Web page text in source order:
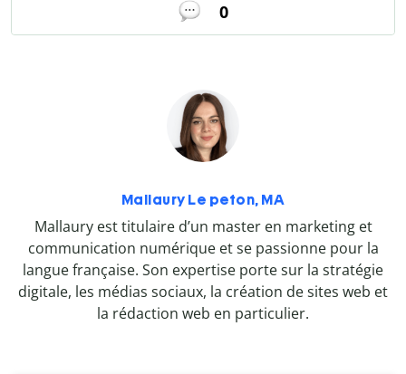
0
Mallaury Le peton, MA
Mallaury est titulaire d’un master en marketing et
communication numérique et se passionne pour la
langue française. Son expertise porte sur la stratégie
digitale, les médias sociaux, la création de sites web et
la rédaction web en particulier.